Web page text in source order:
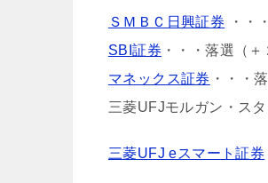
ＳＭＢＣ日興証券 ・・・
SBI証券 ・・・落選（＋
マネックス証券 ・・・
三菱UFJモルガン・ス
三菱UFJ eスマート証券